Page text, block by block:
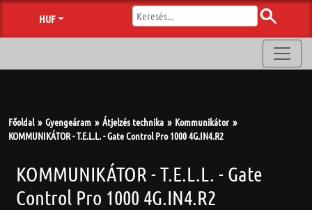
HUF
Főoldal Gyengeáram Átjelzés technika
Kommunikátor
KOMMUNIKÁTOR - T.E.L.L. - Gate Control Pro 1000 4G.IN4.R2
KOMMUNIKÁTOR - T.E.L.L. - Gate
Control Pro 1000 4G.IN4.R2